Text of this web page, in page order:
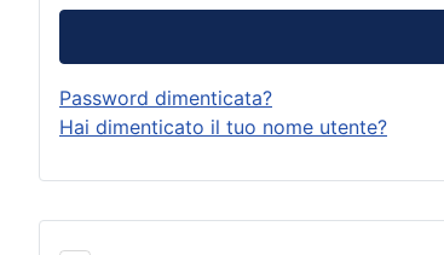
Password dimenticata?
Hai dimenticato il tuo nome utente?